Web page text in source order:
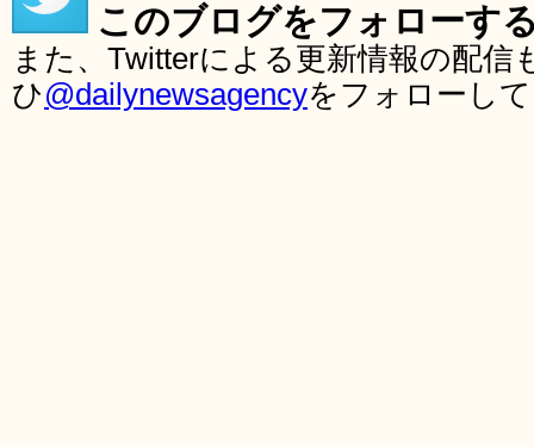
このブログをフォローす
また、Twitterによる更新情報の配
ひ@dailynewsagencyをフォローし